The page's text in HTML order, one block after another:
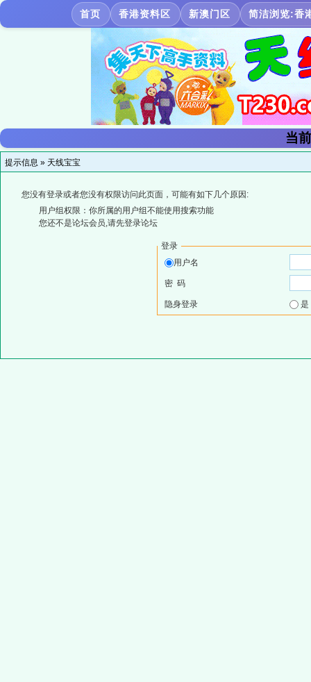
首页 香港资料区 新澳门区 简洁浏览:香
当
提示信息 » 天线宝宝
您没有登录或者您没有权限访问此页面，可能有如下几个原因:
用户组权限：你所属的用户组不能使用搜索功能
您还不是论坛会员,请先登录论坛
登录
用户名
密 码
隐身登录